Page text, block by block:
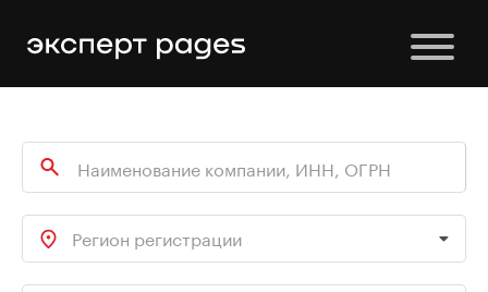
Регион регистрации